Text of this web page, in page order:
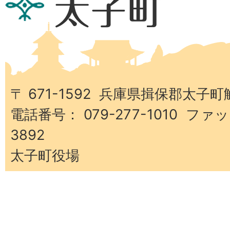
庫
子
町
〒 671-1592 兵庫県揖保郡太子町
電話番号： 079-277-1010 ファ
3892
太子町役場